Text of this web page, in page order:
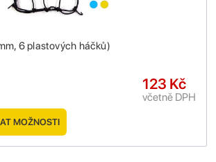
6 plastových háčků)
123 Kč
včetně DPH
MOŽNOSTI